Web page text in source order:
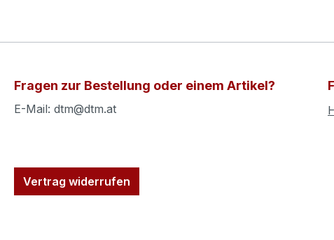
Fragen zur Bestellung oder einem Artikel?
E-Mail: dtm@dtm.at
Vertrag widerrufen